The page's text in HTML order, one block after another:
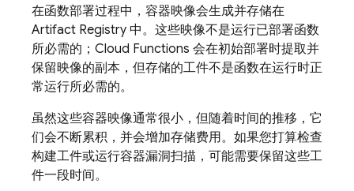
在函数部署过程中，容器映像会生成并存储在
Artifact Registry 中。这些映像不是运行已部署函数
所必需的； Cloud Functions 会在初始部署时提取并
保留映像的副本，但存储的工件不是函数在运行时正
常运行所必需的。
虽然这些容器映像通常很小，但随着时间的推移，它
们会不断累积，并会增加存储费用。如果您打算检查
构建工件或运行容器漏洞扫描，可能需要保留这些工
件一段时间。